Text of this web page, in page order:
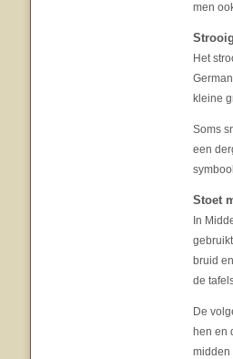
men
Het
kleine
Soms
een
Stoet
In
bruid
de
De
hen en
midden